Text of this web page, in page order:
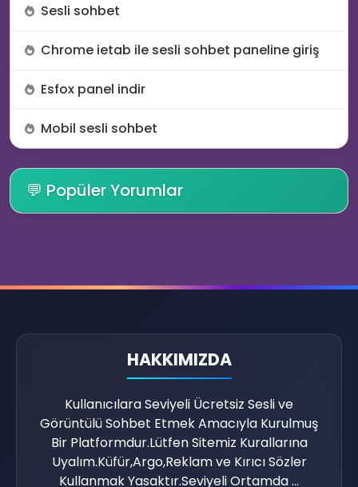
Sesli sohbet
Chrome ietab ile sesli sohbet paneline giriş
Esfox panel indir
Mobil sesli sohbet
💬 Popüler Yorumlar
HAKKIMIZDA
Kullanıcılara Seviyeli Ücretsiz Sesli ve
Görüntülü Sohbet Etmek Amacıyla Kurulmuş
Bir Platformdur.Lütfen Sitemiz Kurallarına
Uyalım.Küfür,Argo,Reklam ve Kırıcı Sözler
Kullanmak Yasaktır.Seviyeli Ortamda ...